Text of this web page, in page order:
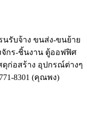
นรับจ้าง ขนส่ง-ขนย้าย
จักร-ชิ้นงาน ตู้ออฟฟิศ
ก่อสร้าง อุปกรณ์ต่างๆ
8301 (คุณพง)